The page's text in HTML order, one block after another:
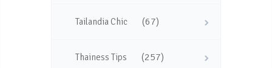
Tailandia Chic (67)
Thainess Tips (257)